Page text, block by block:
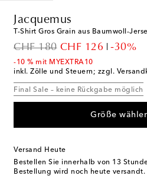
Jacquemus
T-Shirt Gros Grain aus Baumwoll-
CHF 180
original priceCHF 126
discount price
-30%
-10 % mit MYEXTRA10
inkl. Zölle und Steuern; zzgl.
Final Sale – keine Rückgabe möglich
Größe
Versand Heute
Bestellen Sie innerhalb von 13
Bestellung wird noch heute versandt.